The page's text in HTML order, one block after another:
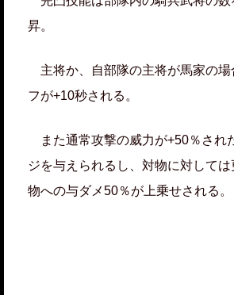
昇。
主将か、自部隊の主将が馬家の場
フが+10秒される。
また通常攻撃の威力が+50％され
ジを与えられるし、対物に対して
物への与ダメ50％が上乗せされる。